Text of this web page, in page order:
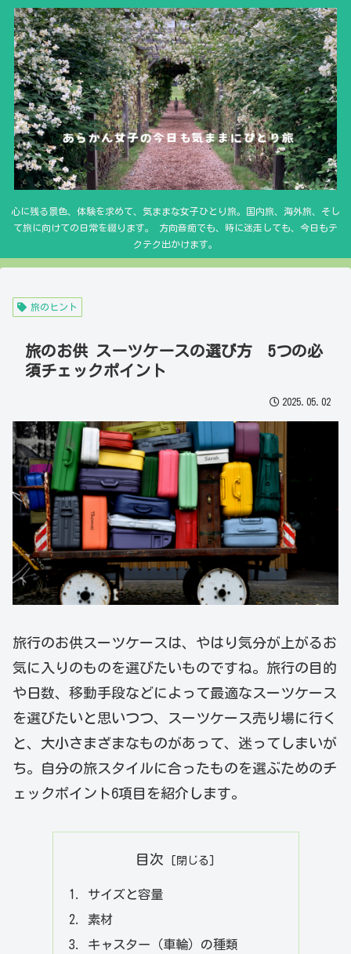
心に残る景色、体験を求めて、気ままな女子ひとり旅。国内旅、海外旅、そし
て旅に向けての日常を綴ります。 方向音痴でも、時に迷走しても、今日もテ
クテク出かけます。
旅のヒント
旅のお供 スーツケースの選び方 5つの必
須チェックポイント
2025.05.02
旅行のお供スーツケースは、やはり気分が上がるお
気に入りのものを選びたいものですね。旅行の目的
や日数、移動手段などによって最適なスーツケース
を選びたいと思いつつ、スーツケース売り場に行く
と、大小さまざまなものがあって、迷ってしまいが
ち。自分の旅スタイルに合ったものを選ぶためのチ
ェックポイント6項目を紹介します。
目次
サイズと容量
素材
キャスター（車輪）の種類